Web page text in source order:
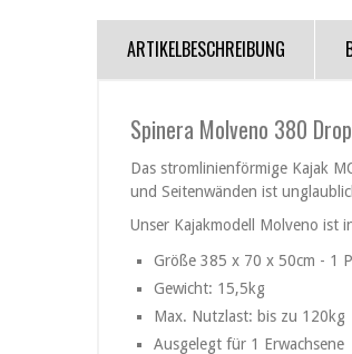
ARTIKELBESCHREIBUNG
Spinera Molveno 380
Das stromlinienförmige Kajak
und Seitenwänden ist
Unser Kajakmodell Molveno ist
Größe 385 x 70 x 50cm - 1
Gewicht: 15,5kg
Max. Nutzlast: bis zu 120kg
Ausgelegt für 1 Erwachsene